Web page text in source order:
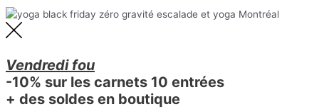
Vendredi fou
-10% sur les carnets 10 entrées
+ des soldes en boutique